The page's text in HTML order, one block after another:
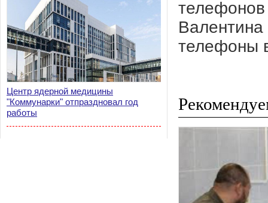
Центр ядерной медицины
"Коммунарки" отпраздновал год
работы
телефоны